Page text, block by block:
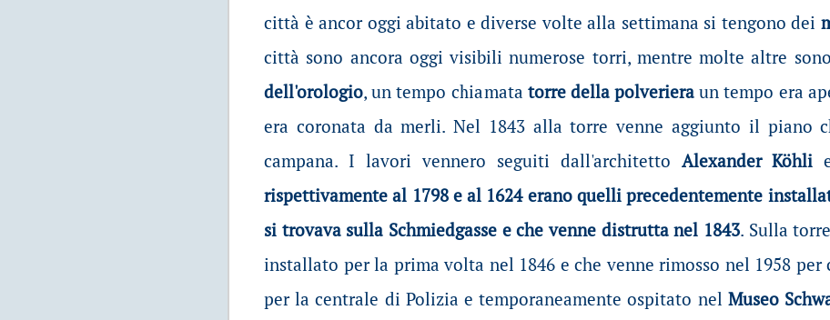
città è ancor oggi abitato e diverse volte alla settimana si tengono dei
città sono ancora oggi visibili numerose torri, mentre molte altre
dell'orologio, un tempo chiamata torre della polveriera un tempo era
era coronata da merli. Nel 1843 alla torre venne aggiunto il piano
campana. I lavori vennero seguiti dall'architetto Alexander Köhli
rispettivamente al 1798 e al 1624 erano quelli precedentemente
si trovava sulla Schmiedgasse e che venne distrutta nel 1843. Sulla
installato per la prima volta nel 1846 e che venne rimosso nel 1958
per la centrale di Polizia e temporaneamente ospitato nel Museo